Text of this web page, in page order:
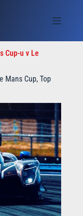
Cup-u v Le
Mans Cup, Top